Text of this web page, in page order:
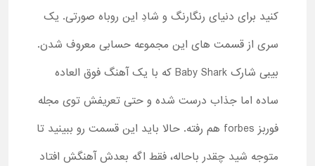
کنید برای دنیای رنگارنگ و شادِ این روباه صورتی. یک
سری از قسمت های این مجموعه حسابی معروف شدن.
بیبی شارک Baby Shark که با یک آهنگ فوق العاده
ساده اما جذاب درست شده و حتی تعریفش توی مجله
فوربز forbes هم رفته. حالا باید این قسمت رو ببینید تا
متوجه شید چقدر باحاله، فقط اگه بعدش آهنگش افتاد